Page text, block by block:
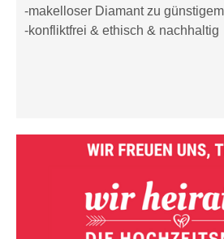
-makelloser Diamant zu
-konfliktfrei & ethisch & nachhaltig